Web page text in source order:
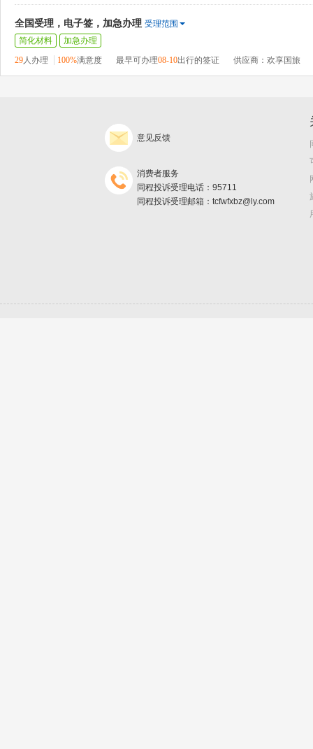
全国受理，电子签，加急办理 受理范围
简化材料
加急办理
29人办理 100%满意度 最早可办理08-10出行的签证 供应商：欢享国旅
意见反馈
消费者服务
同程投诉受理电话：95711
同程投诉受理邮箱：tcfwfxbz@ly.com